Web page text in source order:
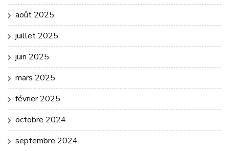
août 2025
juillet 2025
juin 2025
mars 2025
février 2025
octobre 2024
septembre 2024